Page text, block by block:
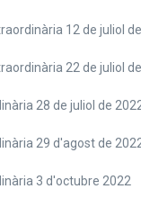
12 de juliol
22 de juliol
28 de juliol de
29 d'agost de
3 d'octubre 2022